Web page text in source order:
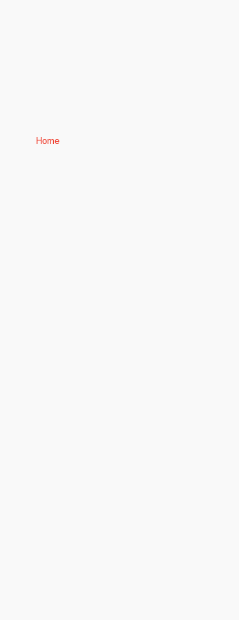
Home